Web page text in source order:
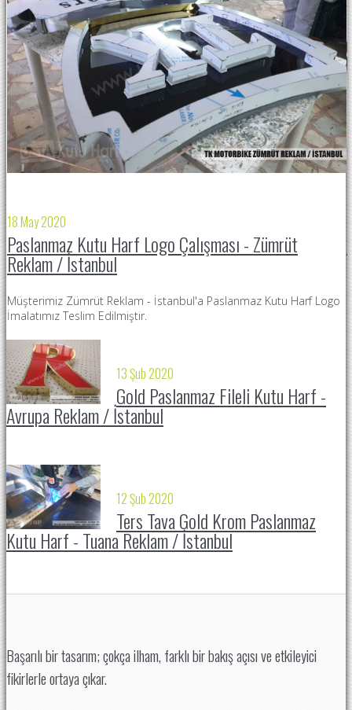
18 May 2020
Paslanmaz Kutu Harf Logo Çalışması - Zümrüt
Reklam / İstanbul
Müşterimiz Zümrüt Reklam - İstanbul'a Paslanmaz Kutu Harf Logo
İmalatımız Teslim Edilmiştir.
13 Şub 2020
Gold Paslanmaz Fileli Kutu Harf -
Avrupa Reklam / İstanbul
12 Şub 2020
Ters Tava Gold Krom Paslanmaz
Kutu Harf - Tuana Reklam / İstanbul
Başarılı bir tasarım; çokça ilham, farklı bir bakış açısı ve etkileyici
fikirlerle ortaya çıkar.